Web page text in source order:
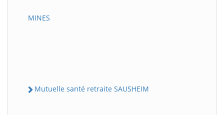
MINES
Mutuelle santé retraite SAUSHEIM